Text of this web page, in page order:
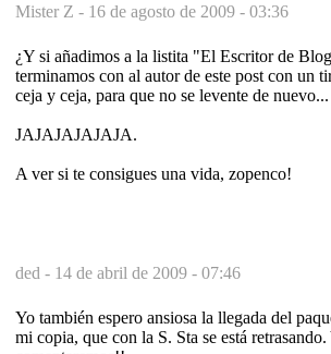
Mister Z - 16 de agosto de 2009 - 03:36
¿Y si añadimos a la listita "El Escritor de
terminamos con al autor de este post con un
ceja y ceja, para que no se levente de nuevo...
JAJAJAJAJAJA.
A ver si te consigues una vida, zopenco!
ded - 14 de abril de 2009 - 07:46
Yo también espero ansiosa la llegada del
mi copia, que con la S. Sta se está retrasando.